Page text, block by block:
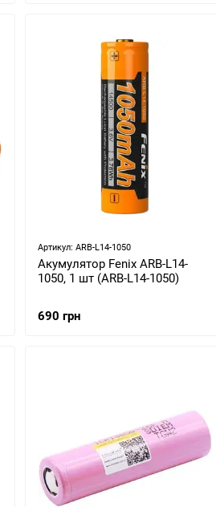
Артикул: ARB-L14-1050
Акумулятор Fenix ARB-L14-
1050, 1 шт (ARB-L14-1050)
690 грн